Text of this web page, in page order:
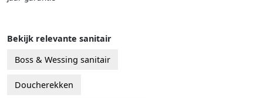
Bekijk relevante sanitair
Boss & Wessing sanitair
Doucherekken